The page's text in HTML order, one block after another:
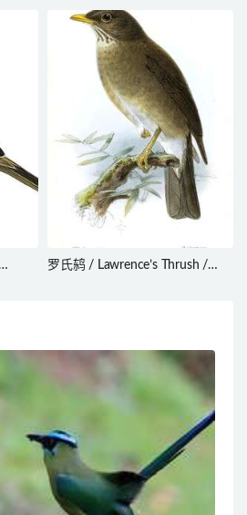
Argya rubiginosa
罗氏鸫 / Lawrence’s Thrush /